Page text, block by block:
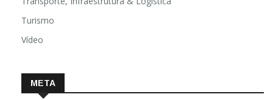
Turismo
Vídeo
META